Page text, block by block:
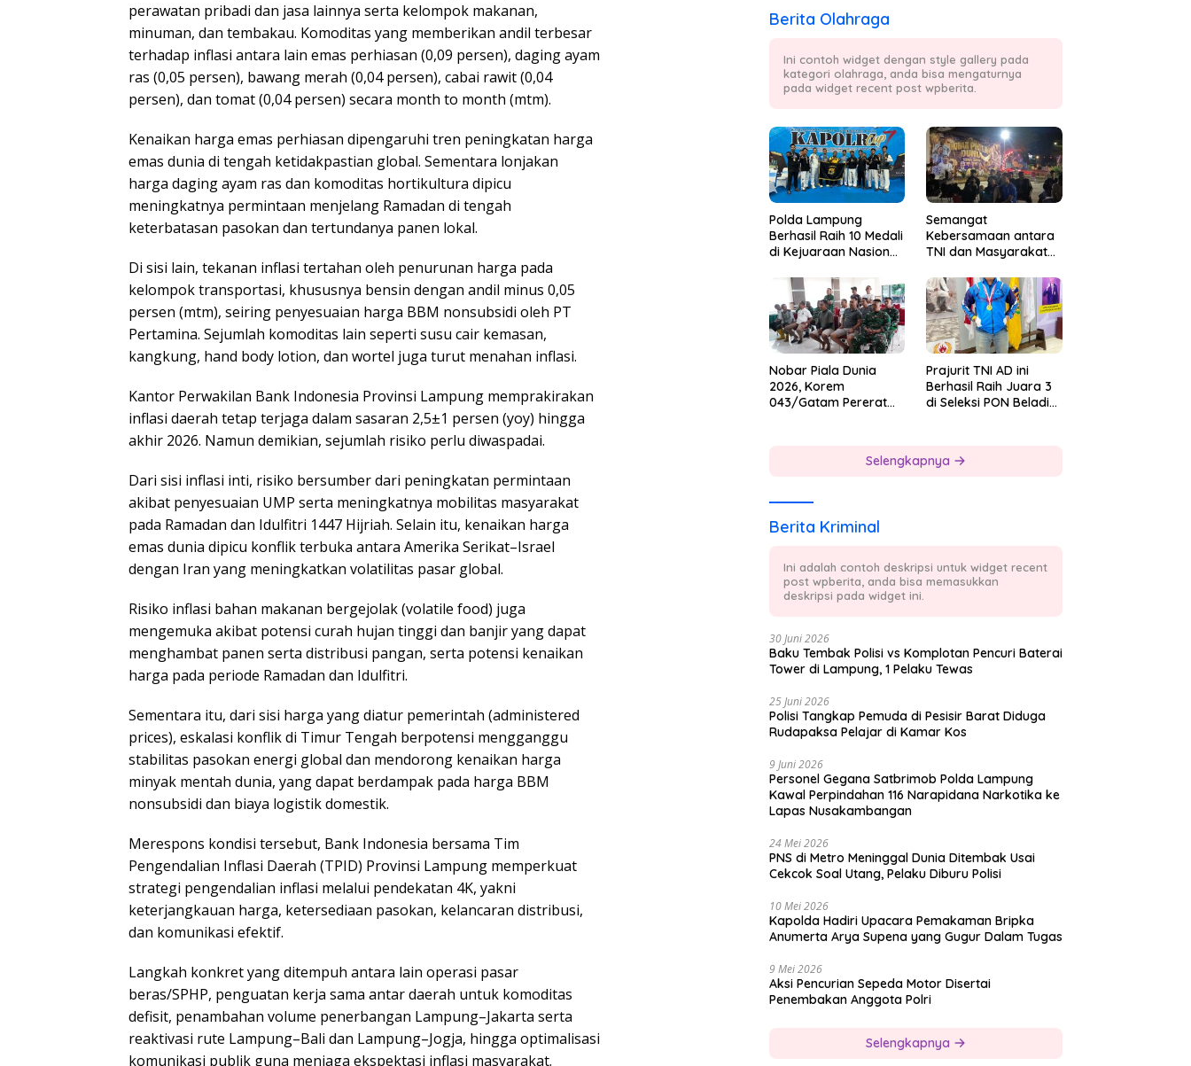
perawatan pribadi dan jasa lainnya serta kelompok makanan,
minuman, dan tembakau. Komoditas yang memberikan andil terbesar
terhadap inflasi antara lain emas perhiasan (0,09 persen), daging ayam
ras (0,05 persen), bawang merah (0,04 persen), cabai rawit (0,04
persen), dan tomat (0,04 persen) secara month to month (mtm).
Kenaikan harga emas perhiasan dipengaruhi tren peningkatan harga
emas dunia di tengah ketidakpastian global. Sementara lonjakan
harga daging ayam ras dan komoditas hortikultura dipicu
meningkatnya permintaan menjelang Ramadan di tengah
keterbatasan pasokan dan tertundanya panen lokal.
Di sisi lain, tekanan inflasi tertahan oleh penurunan harga pada
kelompok transportasi, khususnya bensin dengan andil minus 0,05
persen (mtm), seiring penyesuaian harga BBM nonsubsidi oleh PT
Pertamina. Sejumlah komoditas lain seperti susu cair kemasan,
kangkung, hand body lotion, dan wortel juga turut menahan inflasi.
Kantor Perwakilan Bank Indonesia Provinsi Lampung memprakirakan
inflasi daerah tetap terjaga dalam sasaran 2,5±1 persen (yoy) hingga
akhir 2026. Namun demikian, sejumlah risiko perlu diwaspadai.
Dari sisi inflasi inti, risiko bersumber dari peningkatan permintaan
akibat penyesuaian UMP serta meningkatnya mobilitas masyarakat
pada Ramadan dan Idulfitri 1447 Hijriah. Selain itu, kenaikan harga
emas dunia dipicu konflik terbuka antara Amerika Serikat–Israel
dengan Iran yang meningkatkan volatilitas pasar global.
Risiko inflasi bahan makanan bergejolak (volatile food) juga
mengemuka akibat potensi curah hujan tinggi dan banjir yang dapat
menghambat panen serta distribusi pangan, serta potensi kenaikan
harga pada periode Ramadan dan Idulfitri.
Sementara itu, dari sisi harga yang diatur pemerintah (administered
prices), eskalasi konflik di Timur Tengah berpotensi mengganggu
stabilitas pasokan energi global dan mendorong kenaikan harga
minyak mentah dunia, yang dapat berdampak pada harga BBM
nonsubsidi dan biaya logistik domestik.
Merespons kondisi tersebut, Bank Indonesia bersama Tim
Pengendalian Inflasi Daerah (TPID) Provinsi Lampung memperkuat
strategi pengendalian inflasi melalui pendekatan 4K, yakni
keterjangkauan harga, ketersediaan pasokan, kelancaran distribusi,
dan komunikasi efektif.
Langkah konkret yang ditempuh antara lain operasi pasar
beras/SPHP, penguatan kerja sama antar daerah untuk komoditas
defisit, penambahan volume penerbangan Lampung–Jakarta serta
reaktivasi rute Lampung–Bali dan Lampung–Jogja, hingga optimalisasi
komunikasi publik guna menjaga ekspektasi inflasi masyarakat.
Berita Olahraga
Ini contoh widget dengan style gallery pada
kategori olahraga, anda bisa mengaturnya
pada widget recent post wpberita.
Polda Lampung
Berhasil Raih 10 Medali
di Kejuaraan Nasional
Cup 7
Semangat
Kebersamaan antara
TNI dan Masyarakat
Nobar Piala Dunia
2026, Korem
043/Gatam Pererat
Prajurit TNI AD ini
Berhasil Raih Juara 3
di Seleksi PON Beladiri
Selengkapnya
Berita Kriminal
Ini adalah contoh deskripsi untuk widget recent
post wpberita, anda bisa memasukkan
deskripsi pada widget ini.
30 Juni 2026
Baku Tembak Polisi vs Komplotan Pencuri Baterai
Tower di Lampung, 1 Pelaku Tewas
25 Juni 2026
Polisi Tangkap Pemuda di Pesisir Barat Diduga
Rudapaksa Pelajar di Kamar Kos
9 Juni 2026
Personel Gegana Satbrimob Polda Lampung
Kawal Perpindahan 116 Narapidana Narkotika ke
Lapas Nusakambangan
24 Mei 2026
PNS di Metro Meninggal Dunia Ditembak Usai
Cekcok Soal Utang, Pelaku Diburu Polisi
10 Mei 2026
Kapolda Hadiri Upacara Pemakaman Bripka
Anumerta Arya Supena yang Gugur Dalam Tugas
9 Mei 2026
Aksi Pencurian Sepeda Motor Disertai
Penembakan Anggota Polri
Selengkapnya